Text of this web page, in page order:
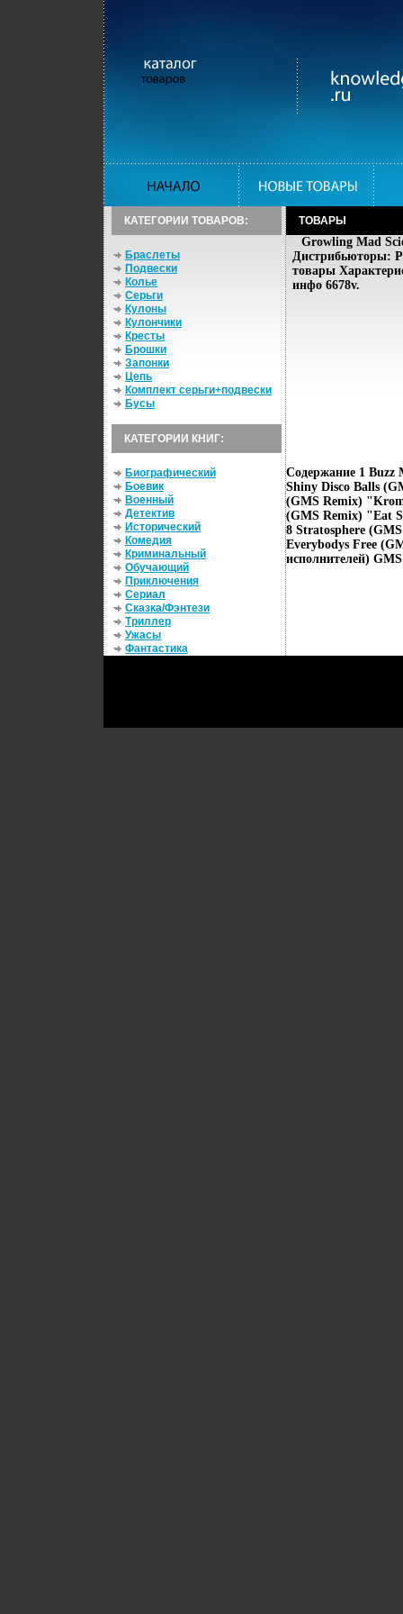
КАТЕГОРИИ ТОВАРОВ:
Браслеты
Подвески
Колье
Серьги
Кулоны
Кулончики
Кресты
Брошки
Запонки
Цепь
Комплект серьги+подвески
Бусы
КАТЕГОРИИ КНИГ:
Биографический
Боевик
Военный
Детектив
Исторический
Комедия
Криминальный
Обучающий
Приключения
Сериал
Сказка/Фэнтези
Триллер
Ужасы
Фантастика
ТОВАРЫ
Growling Mad
Дистрибьюторы:
товары
инфо 6678v.
Содержание 1 Buzz
Shiny Disco Balls
(GMS Remix)
(GMS Remix) "Eat
8 Stratosphere
Everybodys Free
исполнителей)